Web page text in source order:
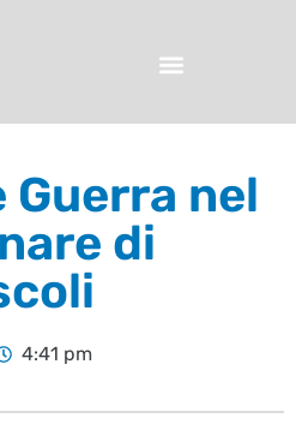
Guerra nel
di
4:41 pm